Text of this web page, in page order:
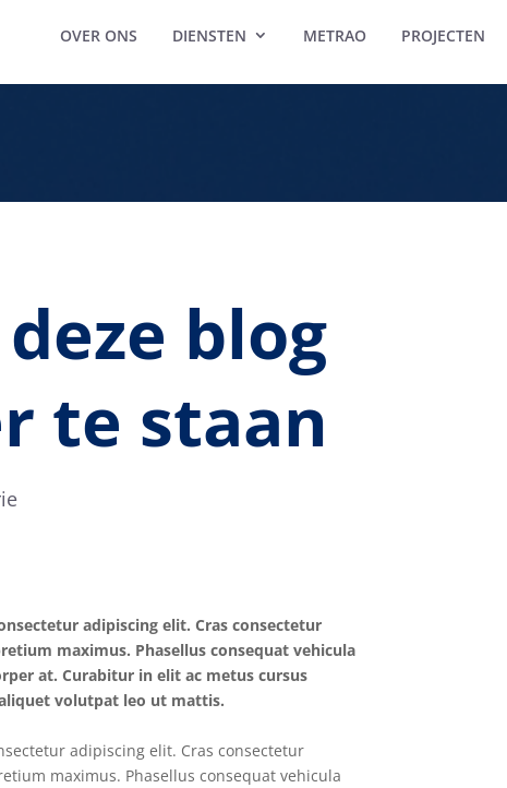
OVER ONS DIENSTEN METRAO PROJECTEN
blog
te staan
adipiscing elit. Cras consectetur
maximus. Phasellus consequat vehicula
at. Curabitur in elit ac metus cursus
volutpat leo ut mattis.
adipiscing elit. Cras consectetur
maximus. Phasellus consequat vehicula